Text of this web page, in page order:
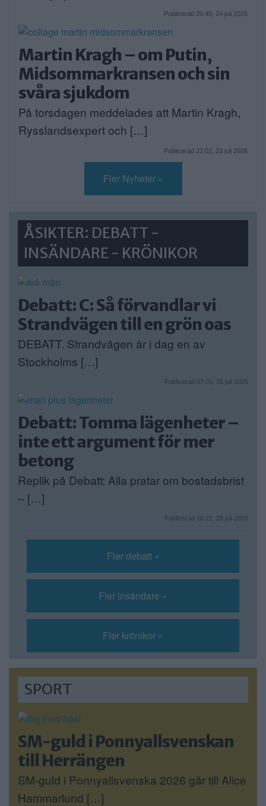
Publicerad 20:45, 24 juli 2026
Martin Kragh – om Putin,
Midsommarkransen och sin
svåra sjukdom
På torsdagen meddelades att Martin Kragh,
Rysslandsexpert och […]
Publicerad 22:02, 23 juli 2026
Fler Nyheter »
ÅSIKTER: DEBATT -
INSÄNDARE - KRÖNIKOR
Debatt: C: Så förvandlar vi
Strandvägen till en grön oas
DEBATT. Strandvägen är i dag en av
Stockholms […]
Publicerad 07:01, 31 juli 2026
Debatt: Tomma lägenheter –
inte ett argument för mer
betong
Replik på Debatt: Alla pratar om bostadsbrist
– […]
Publicerad 10:21, 29 juli 2026
Fler debatt »
Fler insändare »
Fler krönikor »
SPORT
SM-guld i Ponnyallsvenskan
till Herrängen
SM-guld i Ponnyallsvenska 2026 går till Alice
Hammarlund […]